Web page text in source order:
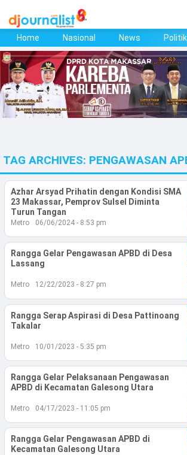
Home
Nasional
News
Metro
Ekonomi
Bisnis
Kesehatan
Lifestyle
Olahraga
Bola
Opini
Home Nasional News Politik
TAG ARCHIVES: PENGAWASAN
Azhar Arsyad Prihatin dengan Kondisi SMA
23 Makassar, Pemprov Sulsel Diminta
Turun Tangan
Metro 06/06/2024 - 8:53 pm
Rangga Gelar Pengawasan APBD di Desa
Lassang
Metro 12/22/2023 - 8:27 pm
Rangga Serap Aspirasi di Desa Pattinoang
Takalar
Metro 10/01/2023 - 5:35 pm
Rangga Gelar Pelaksanaan Pengawasan
APBD di Kecamatan Galesong Utara
Metro 04/17/2023 - 11:05 pm
Rangga Gelar Pengawasan APBD di
Kecamatan Galesong Utara